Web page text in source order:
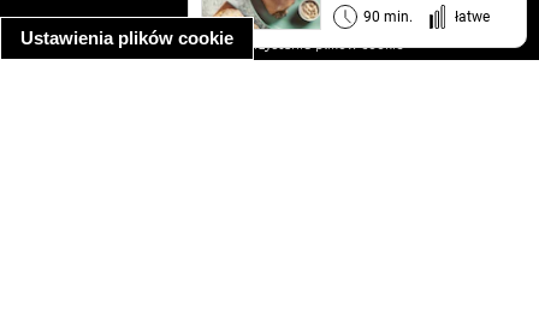
Ustawienia plików cookie
90 min. łatwe
informacja o prywatności
informacja o wykorzystaniu plików cookie